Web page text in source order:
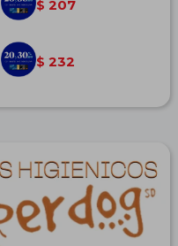
$ 207
$ 232